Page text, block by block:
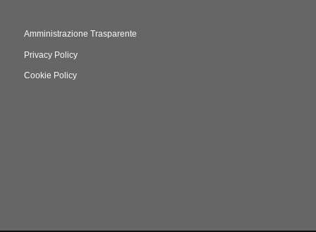
Amministrazione Trasparente
Privacy Policy
Cookie Policy